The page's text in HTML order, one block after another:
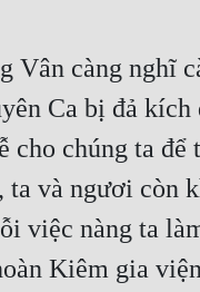
Vân càng nghĩ
Ca bị đả
cho chúng ta
và ngươi còn
việc nàng ta
Kiêm gia